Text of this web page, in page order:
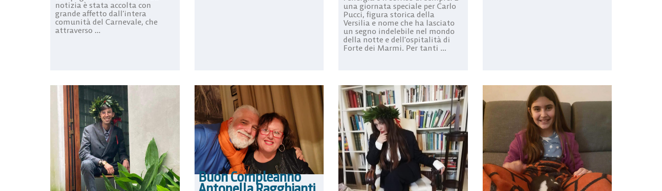
notizia è stata accolta con
grande affetto dall’intera
comunità del Carnevale, che
attraverso ...
una giornata speciale per Carlo
Pucci, figura storica della
Versilia e nome che ha lasciato
un segno indelebile nel mondo
della notte e dell’ospitalità di
Forte dei Marmi. Per tanti ...
Buon Compleanno